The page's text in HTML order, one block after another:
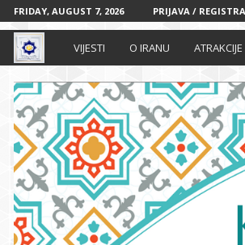
FRIDAY, AUGUST 7, 2026 PRIJAVA /
r
a
n
s
k
VIJESTI O IRANU ATRAKCIJE